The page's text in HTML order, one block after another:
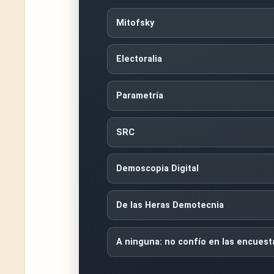
Mitofsky
Electoralia
Parametría
SRC
Demoscopia Digital
De las Heras Demotecnia
A ninguna: no confío en las